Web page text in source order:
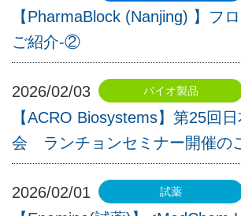
【PharmaBlock (Nanjing) 】フ
ご紹介-②
2026/02/03
【ACRO Biosystems】第25回
会 ランチョンセミナー開催の
2026/02/01